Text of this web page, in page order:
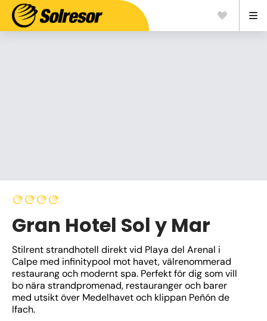
Gran Hotel Sol y Mar
Stilrent strandhotell direkt vid Playa del Arenal i
Calpe med infinitypool mot havet, välrenommerad
restaurang och modernt spa. Perfekt för dig som vill
bo nära strandpromenad, restauranger och barer
med utsikt över Medelhavet och klippan Peñón de
Ifach.